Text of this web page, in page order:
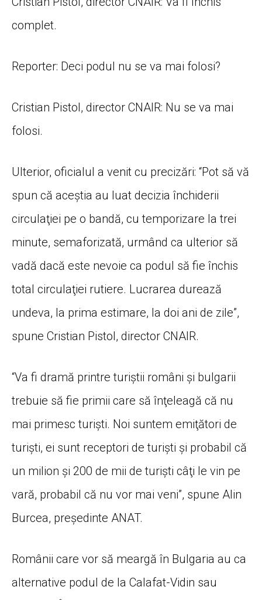
complet.
Reporter: Deci podul nu se va mai folosi?
Cristian Pistol, director CNAIR: Nu se va mai
folosi.
Ulterior, oficialul a venit cu precizări: “Pot să vă
spun că aceştia au luat decizia închiderii
circulaţiei pe o bandă, cu temporizare la trei
minute, semaforizată, urmând ca ulterior să
vadă dacă este nevoie ca podul să fie închis
total circulaţiei rutiere. Lucrarea durează
undeva, la prima estimare, la doi ani de zile”,
spune Cristian Pistol, director CNAIR.
“Va fi dramă printre turiştii români şi bulgarii
trebuie să fie primii care să înţeleagă că nu
mai primesc turişti. Noi suntem emiţători de
turişti, ei sunt receptori de turişti şi probabil că
un milion şi 200 de mii de turişti câţi le vin pe
vară, probabil că nu vor mai veni”, spune Alin
Burcea, preşedinte ANAT.
Românii care vor să meargă în Bulgaria au ca
alternative podul de la Calafat-Vidin sau